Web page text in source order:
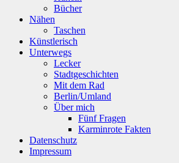
Bücher
Nähen
Taschen
Künstlerisch
Unterwegs
Lecker
Stadtgeschichten
Mit dem Rad
Berlin/Umland
Über mich
Fünf Fragen
Karminrote Fakten
Datenschutz
Impressum